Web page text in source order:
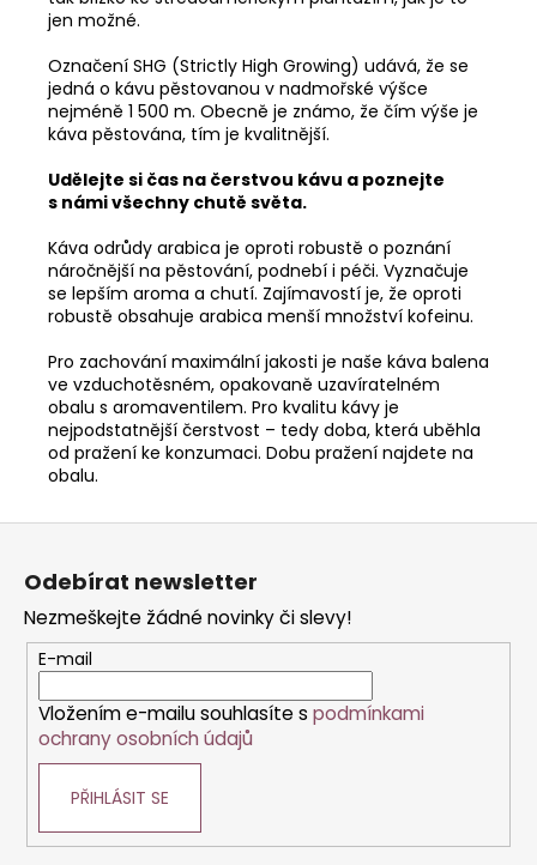
jen možné.
Označení SHG (Strictly High Growing) udává, že se
jedná o kávu pěstovanou v nadmořské výšce
nejméně 1 500 m. Obecně je známo, že čím výše je
káva pěstována, tím je kvalitnější.
Udělejte si čas na čerstvou kávu a poznejte
s námi všechny chutě světa.
Káva odrůdy arabica je oproti robustě o poznání
náročnější na pěstování, podnebí i péči. Vyznačuje
se lepším aroma a chutí. Zajímavostí je, že oproti
robustě obsahuje arabica menší množství kofeinu.
Pro zachování maximální jakosti je naše káva balena
ve vzduchotěsném, opakovaně uzavíratelném
obalu s aromaventilem. Pro kvalitu kávy je
nejpodstatnější čerstvost – tedy doba, která uběhla
od pražení ke konzumaci. Dobu pražení najdete na
obalu.
Z
Odebírat newsletter
Nezmeškejte žádné novinky či slevy!
E-mail
Vložením e-mailu souhlasíte s podmínkami
ochrany osobních údajů
PŘIHLÁSIT SE